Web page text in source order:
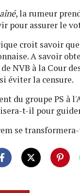
, la rumeur
pour assurer le
croit savoir
A savoir
NVB à la Cour
éviter la censure.
du groupe PS à
t-il pour
se